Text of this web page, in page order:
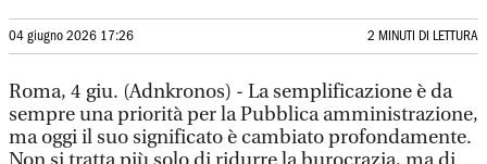
04 giugno 2026 17:26 2 MINUTI DI LETTURA
Roma, 4 giu. (Adnkronos) - La semplificazione è da
sempre una priorità per la Pubblica amministrazione,
ma oggi il suo significato è cambiato profondamente.